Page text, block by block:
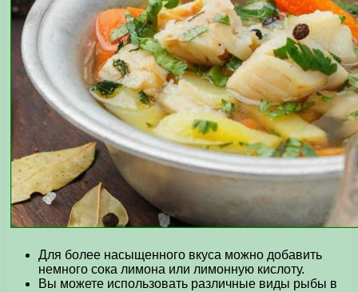
Для более насыщенного вкуса можно добавить
немного сока лимона или лимонную кислоту.
Вы можете использовать различные виды рыбы в